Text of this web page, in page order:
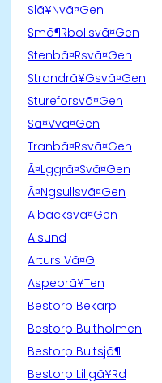
Slã¥Nvã¤Gen
Smã¶Rbollsvã¤Gen
Stenbã¤Rsvã¤Gen
Strandrã¥Gsvã¤Gen
Stureforsvã¤Gen
Sã¤Vvã¤Gen
Tranbã¤Rsvã¤Gen
Ã¤Lggrã¤Svã¤Gen
Ã¤Ngsullsvã¤Gen
Albacksvã¤Gen
Alsund
Arturs Vã¤G
Aspebrã¥Ten
Bestorp Bekarp
Bestorp Bultholmen
Bestorp Bultsjã¶
Bestorp Lillgã¥Rd